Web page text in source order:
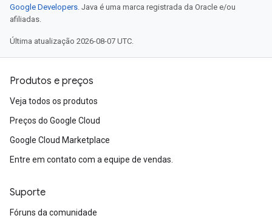
Google Developers. Java é uma marca registrada da Oracle e/ou
afiliadas.
Última atualização 2026-08-07 UTC.
Produtos e preços
Veja todos os produtos
Preços do Google Cloud
Google Cloud Marketplace
Entre em contato com a equipe de vendas.
Suporte
Fóruns da comunidade